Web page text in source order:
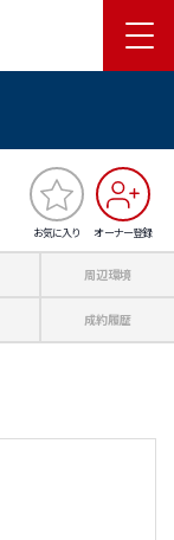
お気に入り オーナー登録
周辺環境
成約履歴